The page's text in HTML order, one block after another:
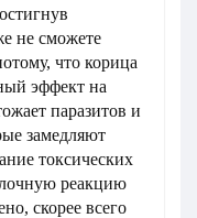
не сможете
что корица
эффект на
паразитов и
замедляют
токсических
реакцию
скорее всего